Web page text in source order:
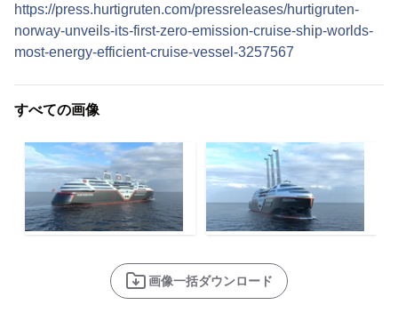
https://press.hurtigruten.com/pressreleases/hurtigruten-
norway-unveils-its-first-zero-emission-cruise-ship-worlds-
most-energy-efficient-cruise-vessel-3257567
すべての画像
画像一括ダウンロード